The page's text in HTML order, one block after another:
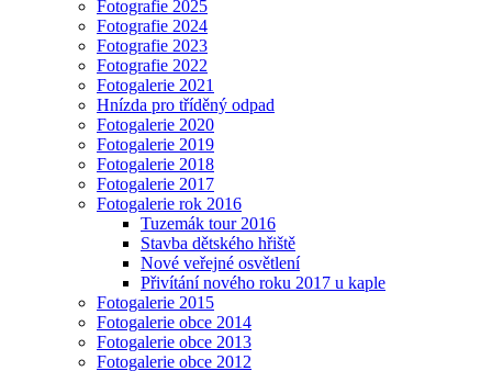
Fotografie 2025
Fotografie 2024
Fotografie 2023
Fotografie 2022
Fotogalerie 2021
Hnízda pro tříděný odpad
Fotogalerie 2020
Fotogalerie 2019
Fotogalerie 2018
Fotogalerie 2017
Fotogalerie rok 2016
Tuzemák tour 2016
Stavba dětského hřiště
Nové veřejné osvětlení
Přivítání nového roku 2017 u kaple
Fotogalerie 2015
Fotogalerie obce 2014
Fotogalerie obce 2013
Fotogalerie obce 2012